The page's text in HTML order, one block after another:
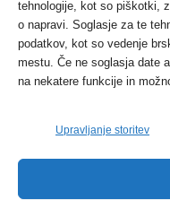
tehnologije, kot so piškotki,
o napravi. Soglasje za te
podatkov, kot so vedenje
mestu. Če ne soglasja date
na nekatere funkcije in
Upravljanje storitev
svetu pa
Dogodki
Tožilstvo
Verbund
FOTO: